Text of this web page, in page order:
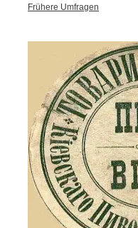
Frühere Umfragen